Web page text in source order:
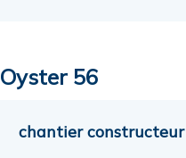
Oyster 56
chantier constructeur